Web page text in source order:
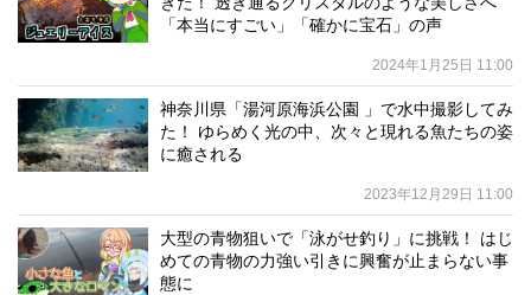
「本当にすごい」「確かに宝石」の声
2024年1月25日 11:00
神奈川県「湯河原海浜公園 」で水中撮影してみ
た！ ゆらめく光の中、次々と現れる魚たちの姿
に癒される
2023年12月29日 11:00
大型の青物狙いで「泳がせ釣り」に挑戦！ はじ
めての青物の力強い引きに興奮が止まらない事
態に